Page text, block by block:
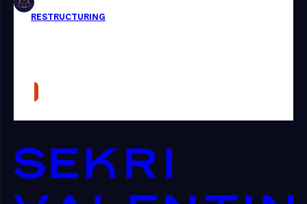
Presse